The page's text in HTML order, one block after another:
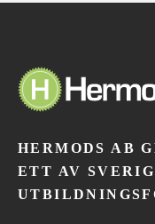
HERMODS AB
ETT AV